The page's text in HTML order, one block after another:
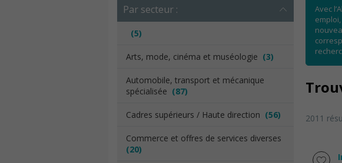
Par secteur :
(5)
Arts, mode, cinéma et muséologie (3)
Automobile, transport et mécanique
spécialisée (87)
Cadres supérieurs / Haute direction (56)
Commerce et offres de services diverses
(20)
Avec
2011